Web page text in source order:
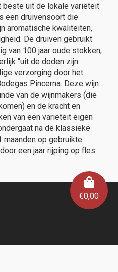
€0,00
beste uit de lokale variëteit
een druivensoort die
aromatische kwaliteiten,
De druiven gebruikt
van 100 jaar oude stokken,
“uit de doden zijn
verzorging door het
Pincerna. Deze wijn
van de wijnmakers (die
en de kracht en
van een variëteit eigen
na de klassieke
maanden op gebruikte
een jaar rijping op fles.